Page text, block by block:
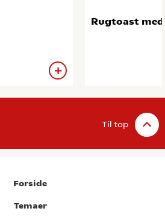
Rugtoast
Til top
Forside
Temaer